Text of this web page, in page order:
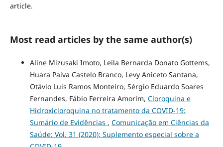
article.
Most read articles by the same author(s)
Aline Mizusaki Imoto, Leila Bernarda Donato Gottems,
Huara Paiva Castelo Branco, Levy Aniceto Santana,
Otávio Luis Ramos Monteiro, Sérgio Eduardo Soares
Fernandes, Fábio Ferreira Amorim, Cloroquina e
Hidroxicloroquina no tratamento da COVID-19:
Sumário de Evidências , Comunicação em Ciências da
Saúde: Vol. 31 (2020): Suplemento especial sobre a